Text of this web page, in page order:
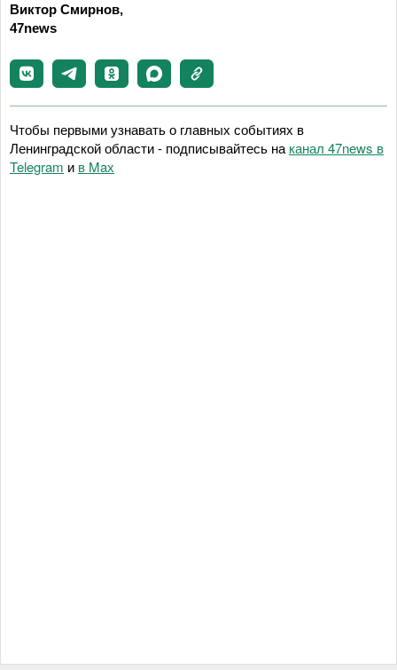
Виктор Смирнов,
47news
Чтобы первыми узнавать о главных событиях в
Ленинградской области - подписывайтесь на канал 47news в
Telegram и в Maх